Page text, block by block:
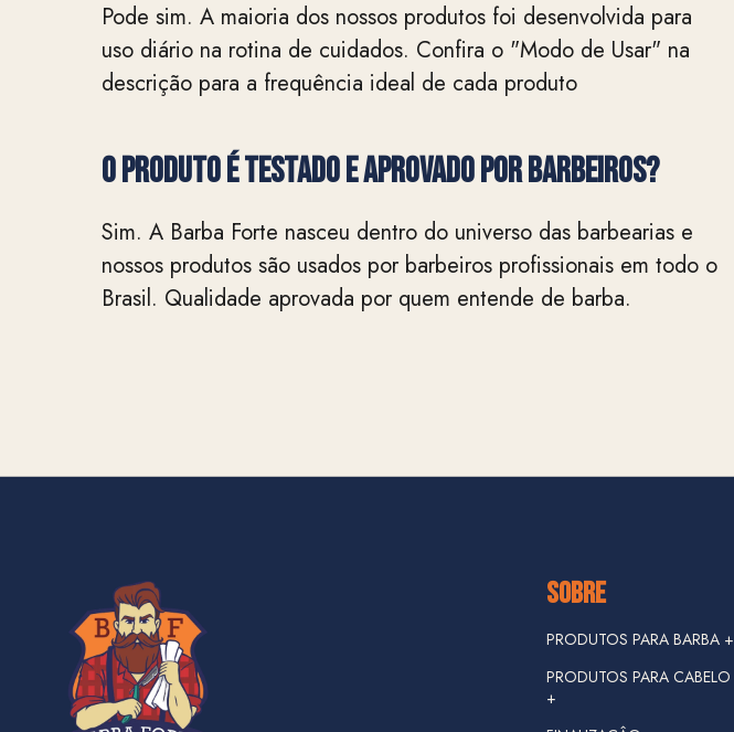
Pode sim. A maioria dos nossos produtos foi desenvolvida para
uso diário na rotina de cuidados. Confira o "Modo de Usar" na
descrição para a frequência ideal de cada produto
O produto é testado e aprovado por barbeiros?
Sim. A Barba Forte nasceu dentro do universo das barbearias e
nossos produtos são usados por barbeiros profissionais em todo o
Brasil. Qualidade aprovada por quem entende de barba.
SOBRE
PRODUTOS PARA BARBA +
PRODUTOS PARA CABELO
+